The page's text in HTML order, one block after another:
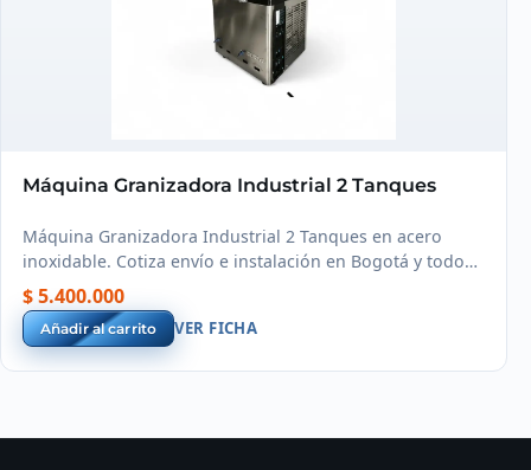
Máquina Granizadora Industrial 2 Tanques
Máquina Granizadora Industrial 2 Tanques en acero
inoxidable. Cotiza envío e instalación en Bogotá y todo
Colombia.
$ 5.400.000
Añadir al carrito VER FICHA